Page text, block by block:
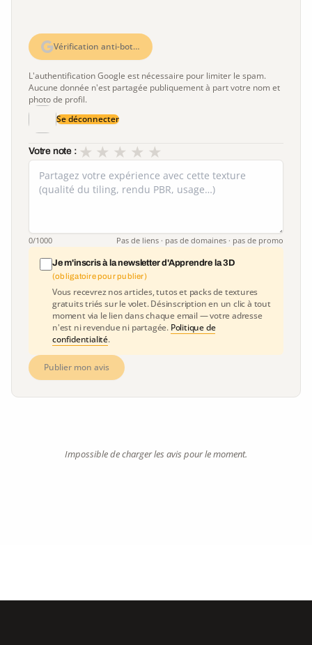
Vérification anti-bot…
L'authentification Google est nécessaire pour limiter le spam.
Aucune donnée n'est partagée publiquement à part votre nom et
photo de profil.
Se déconnecter
Votre note : ★
★
★
★
★
0/1000 Pas de liens · pas de domaines · pas de promo
Je m'inscris à la newsletter d'Apprendre la 3D
(obligatoire pour publier)
Vous recevrez nos articles, tutos et packs de textures
gratuits triés sur le volet. Désinscription en un clic à tout
moment via le lien dans chaque email — votre adresse
n'est ni revendue ni partagée. Politique de
confidentialité.
Publier mon avis
Impossible de charger les avis pour le moment.